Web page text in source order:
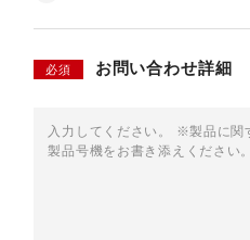
必須 お問い合わせ詳細